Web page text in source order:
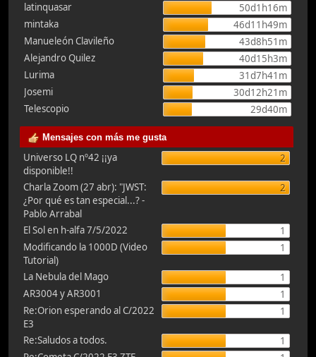
latinquasar
50d1h16m
mintaka
46d11h49m
Manueleón Clavileño
43d8h51m
Alejandro Quilez
40d15h3m
Lurima
31d7h41m
Josemi
30d12h21m
Telescopio
29d40m
Mensajes con más me gusta
Universo LQ nº42 ¡¡ya
disponible!!
2
Charla Zoom (27 abr): "JWST:
¿Por qué es tan especial...? -
Pablo Arrabal
2
El Sol en h-alfa 7/5/2022
1
Modificando la 1000D (Video
Tutorial)
1
La Nebula del Mago
1
AR3004 y AR3001
1
Re:Orion esperando al C/2022
E3
1
Re:Saludos a todos.
1